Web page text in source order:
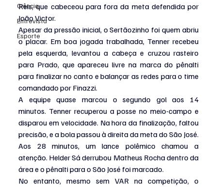
Ciência
Entrevista
Esporte
Reis, que cabeceou para fora da meta defendida por
João Victor.
Apesar da pressão inicial, o Sertãozinho foi quem abriu
o placar. Em boa jogada trabalhada, Tenner recebeu
pela esquerda, levantou a cabeça e cruzou rasteiro
para Prado, que apareceu livre na marca do pênalti
para finalizar no canto e balançar as redes para o time
comandado por Finazzi.
A equipe quase marcou o segundo gol aos 14
minutos. Tenner recuperou a posse no meio-campo e
disparou em velocidade. Na hora da finalização, faltou
precisão, e a bola passou à direita da meta do São José.
Aos 28 minutos, um lance polêmico chamou a
atenção. HelderSá derrubou Matheus Rocha dentro da
área e o pênalti para o São José foi marcado.
No entanto, mesmo sem VAR na competição, o